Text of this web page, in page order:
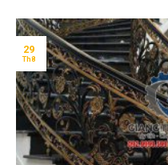
29
Th8